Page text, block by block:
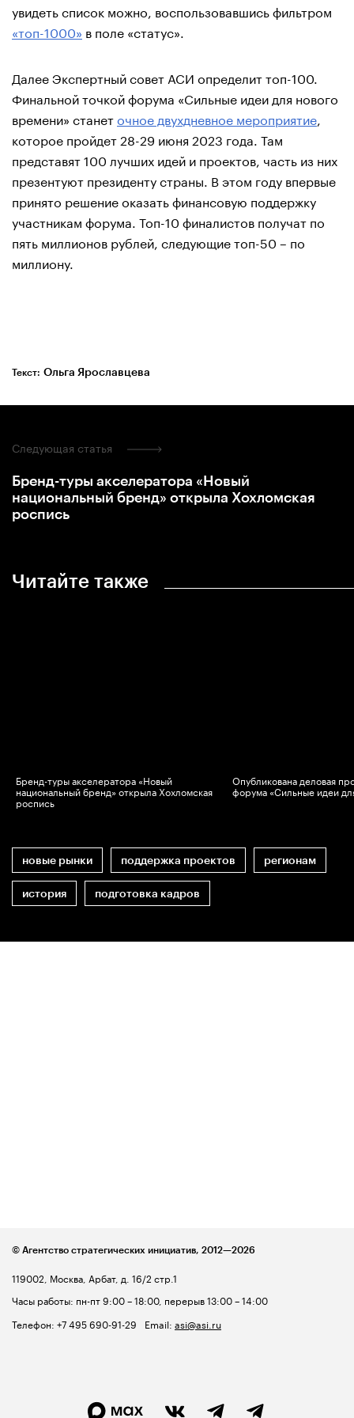
увидеть список можно, воспользовавшись фильтром
«топ-1000» в поле «статус».
Далее Экспертный совет АСИ определит топ-100.
Финальной точкой форума «Сильные идеи для нового
времени» станеточное двухдневное мероприятие
которое пройдет 28-29 июня 2023 года. Там
представят 100 лучших идей и проектов, часть из них
презентуют президенту страны. В этом году впервые
принято решение оказать финансовую поддержку
участникам форума. Топ-10 финалистов получат по
пять миллионов рублей, следующие топ-50 – по
миллиону.
Текст: Ольга Ярославцева
Читайте также
Бренд-туры акселератора «Новый
национальный бренд» открыла Хохломская
роспись
Опубликована деловая
форума «Сильные идеи
новые рынки поддержка проектов регионам
история подготовка кадров
Следующая статья
Бренд-туры акселератора «Новый
национальный бренд» открыла Хохломская
роспись
119002, Москва, Арбат, д. 16/2 стр.1
Часы работы: пн-пт 9:00 – 18:00, перерыв 13:00 – 14:00
Телефон: +7 495 690-91-29 Email: asi@asi.ru
© Агентство стратегических инициатив, 2012—2026